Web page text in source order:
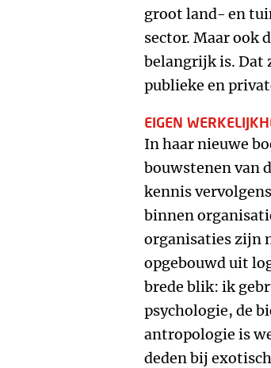
groot land- en
sector. Maar ook
belangrijk is. Dat
publieke en
EIGEN
In haar nieuwe
bouwstenen van
kennis
binnen
organisaties zijn
opgebouwd uit
brede blik: ik
psychologie, de
antropologie is
deden bij